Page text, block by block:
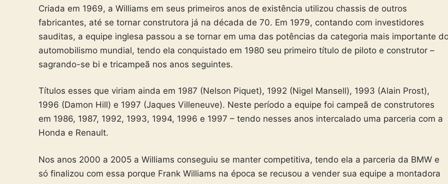
Criada em 1969, a Williams em seus primeiros anos de existência utilizou chassis de outros
fabricantes, até se tornar construtora já na década de 70. Em 1979, contando com investidores
sauditas, a equipe inglesa passou a se tornar em uma das potências da categoria mais importante
automobilismo mundial, tendo ela conquistado em 1980 seu primeiro título de piloto e construtor –
sagrando-se bi e tricampeã nos anos seguintes.
Títulos esses que viriam ainda em 1987 (Nelson Piquet), 1992 (Nigel Mansell), 1993 (Alain Prost),
1996 (Damon Hill) e 1997 (Jaques Villeneuve). Neste período a equipe foi campeã de construtores
em 1986, 1987, 1992, 1993, 1994, 1996 e 1997 – tendo nesses anos intercalado uma parceria com a
Honda e Renault.
Nos anos 2000 a 2005 a Williams conseguiu se manter competitiva, tendo ela a parceria da BMW e
só finalizou com essa porque Frank Williams na época se recusou a vender sua equipe a montadora